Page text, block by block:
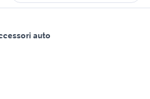
auto